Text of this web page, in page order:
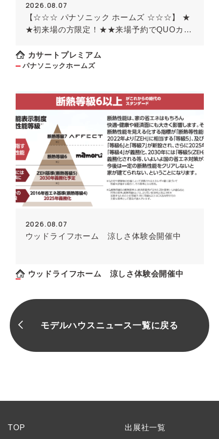
2026.08.07
【☆☆☆ パナソニック ホームズ ☆☆☆】 ★
★初来場の方限定！★★来場予約でQUOカー
す）
カサートプレミアム
パナソニックホームズ
2026.08.07
ウッドライフホーム 涼しさ体験会開催中
ウッドライフホーム 涼しさ体験会開催中
モデルハウスニュース一覧に戻る
TOP 出展社一覧